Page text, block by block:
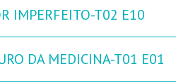
IMPERFEITO-T02 E10
DA MEDICINA-T01 E01